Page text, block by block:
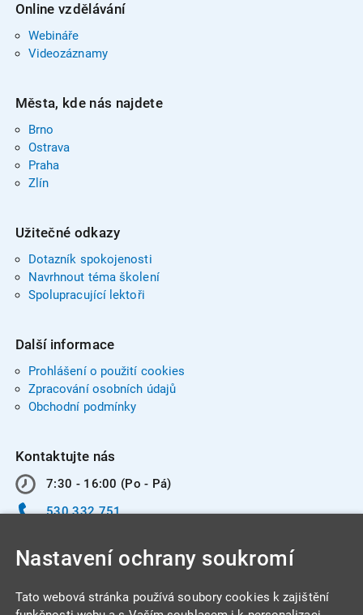
Online vzdělávání
Webináře
Videozáznamy
Města, kde nás najdete
Brno
Ostrava
Praha
Zlín
Užitečné odkazy
Dotazník spokojenosti
Navrhnout téma školení
Spolupracující lektoři
Další informace
Prohlášení o použití cookies
Zpracování osobních údajů
Obchodní podmínky
Kontaktujte nás
7:30 - 16:00 (Po - Pá)
530 332 751
Nastavení ochrany soukromí
Tato webová stránka používá soubory cookies k zajištění